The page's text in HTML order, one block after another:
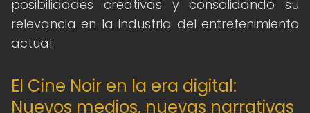
posibilidades creativas y consolidando su
relevancia en la industria del entretenimiento
actual.
El Cine Noir en la era digital:
Nuevos medios, nuevas narrativas